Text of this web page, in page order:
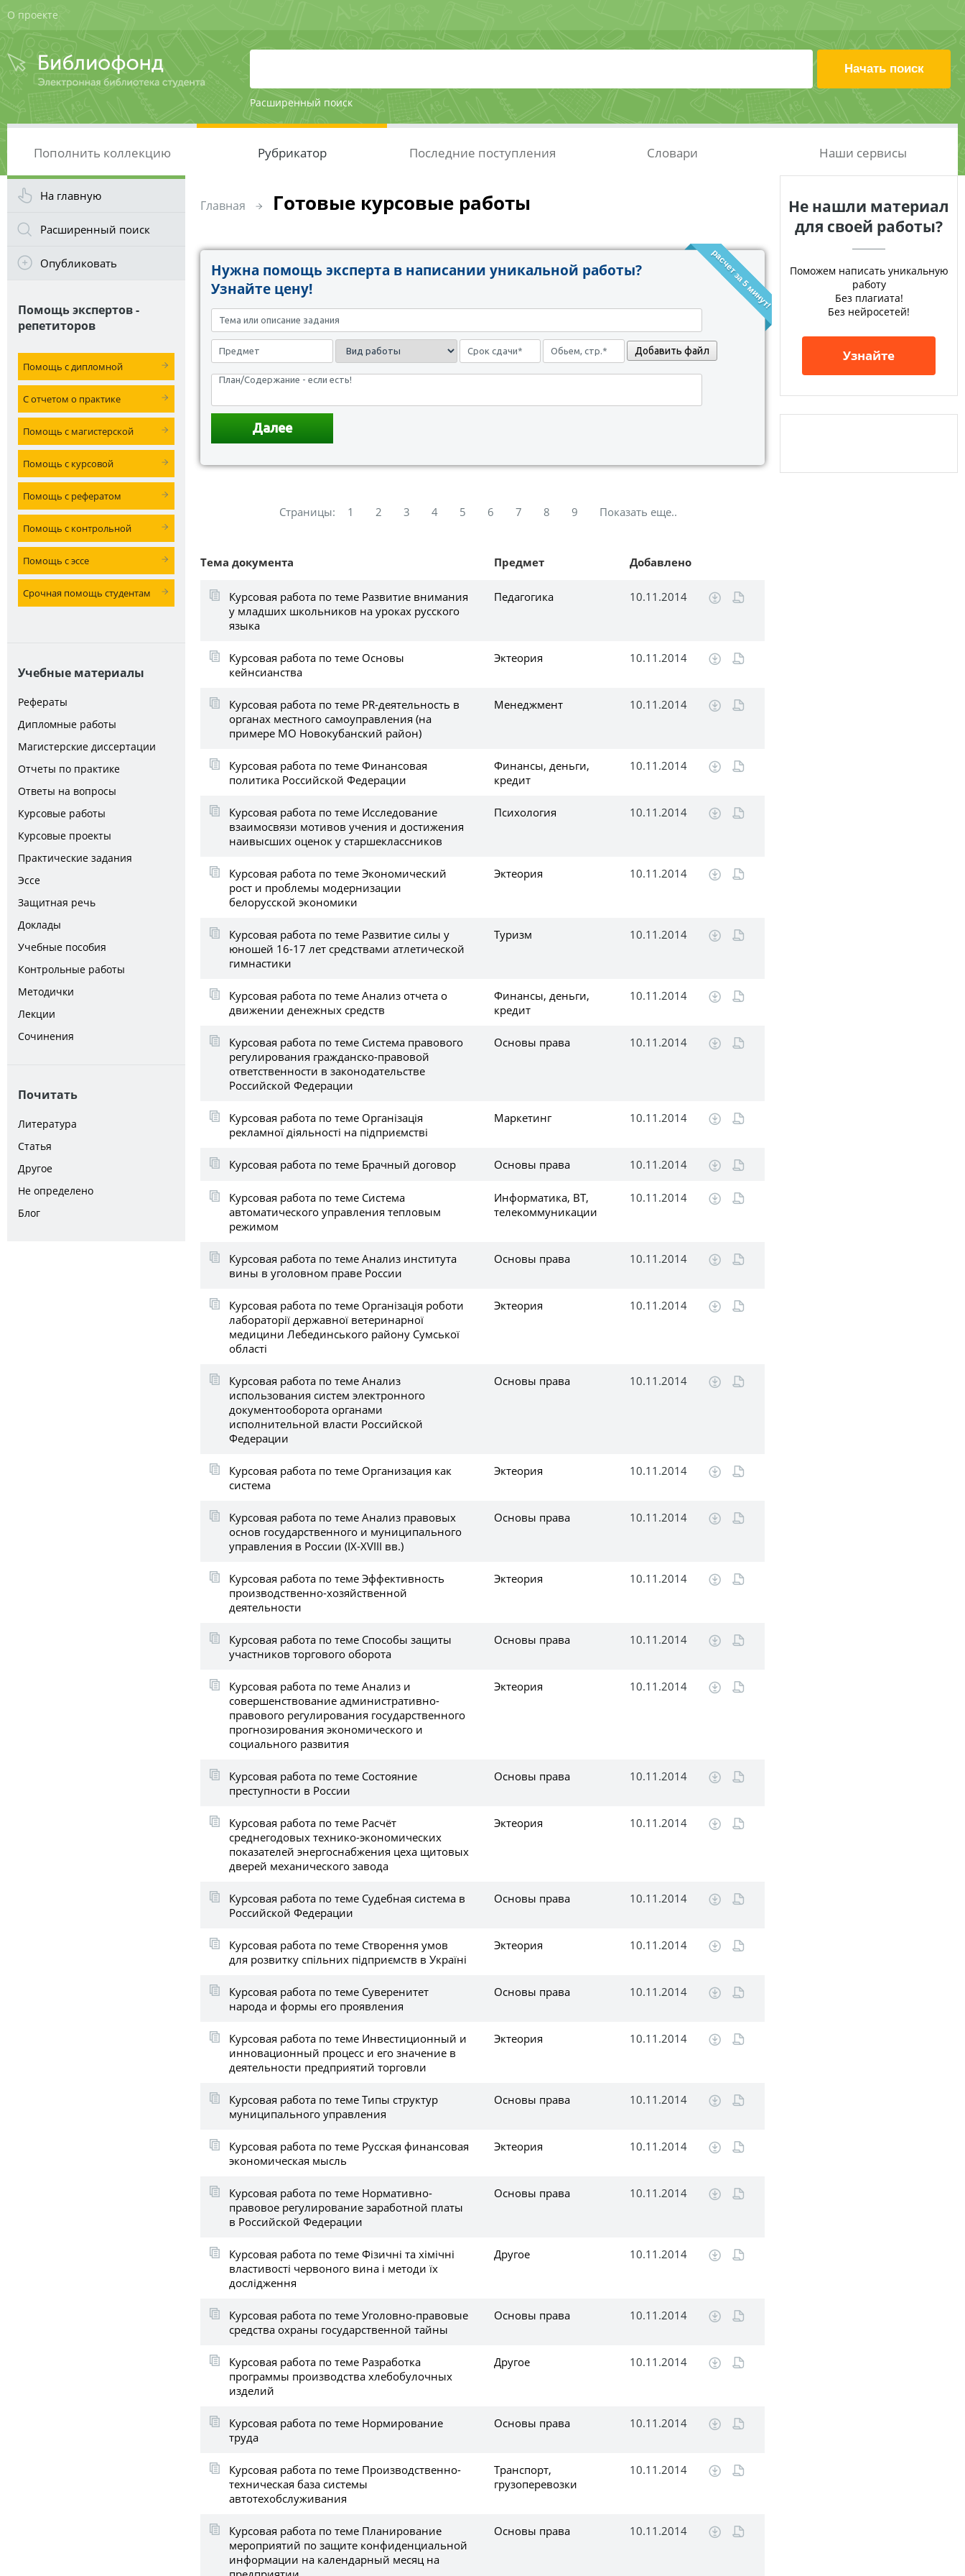
О проекте
Расширенный поиск
Пополнить коллекцию Рубрикатор Последние поступления Словари Наши сервисы
На главную
Расширенный поиск
Опубликовать
Помощь экспертов -
репетиторов
Помощь с дипломной
С отчетом о практике
Помощь с магистерской
Помощь с курсовой
Помощь с рефератом
Помощь с контрольной
Помощь с эссе
Срочная помощь студентам
Учебные материалы
Рефераты
Дипломные работы
Магистерские диссертации
Отчеты по практике
Ответы на вопросы
Курсовые работы
Курсовые проекты
Практические задания
Эссе
Защитная речь
Доклады
Учебные пособия
Контрольные работы
Методички
Лекции
Сочинения
Почитать
Литература
Статья
Другое
Не определено
Блог
Главная Готовые курсовые работы
расчет за 5 минут!
Нужна помощь эксперта в написании уникальной работы?
Узнайте цену!
Добавить файл
Страницы: 1 2 3 4 5 6 7 8 9 Показать еще..
Тема документа Предмет Добавлено
Курсовая работа по теме Развитие внимания
у младших школьников на уроках русского
языка
Педагогика 10.11.2014
Курсовая работа по теме Основы
кейнсианства
Эктеория 10.11.2014
Курсовая работа по теме PR-деятельность в
органах местного самоуправления (нa
пpимepe МО Новокубанский район)
Менеджмент 10.11.2014
Курсовая работа по теме Финансовая
политика Российской Федерации
Финансы, деньги,
кредит
10.11.2014
Курсовая работа по теме Исследование
взаимосвязи мотивов учения и достижения
наивысших оценок у старшеклассников
Психология 10.11.2014
Курсовая работа по теме Экономический
рост и проблемы модернизации
белорусской экономики
Эктеория 10.11.2014
Курсовая работа по теме Развитие силы у
юношей 16-17 лет средствами атлетической
гимнастики
Туризм 10.11.2014
Курсовая работа по теме Анализ отчета о
движении денежных средств
Финансы, деньги,
кредит
10.11.2014
Курсовая работа по теме Система правового
регулирования гражданско-правовой
ответственности в законодательстве
Российской Федерации
Основы права 10.11.2014
Курсовая работа по теме Організація
рекламної діяльності на підприємстві
Маркетинг 10.11.2014
Курсовая работа по теме Брачный договор Основы права 10.11.2014
Курсовая работа по теме Система
автоматического управления тепловым
режимом
Информатика, ВТ,
телекоммуникации
10.11.2014
Курсовая работа по теме Анализ института
вины в уголовном праве России
Основы права 10.11.2014
Курсовая работа по теме Організація роботи
лабораторії державної ветеринарної
медицини Лебединського району Сумської
області
Эктеория 10.11.2014
Курсовая работа по теме Анализ
использования систем электронного
документооборота органами
исполнительной власти Российской
Федерации
Основы права 10.11.2014
Курсовая работа по теме Организация как
система
Эктеория 10.11.2014
Курсовая работа по теме Анализ правовых
основ государственного и муниципального
управления в России (IX-XVIII вв.)
Основы права 10.11.2014
Курсовая работа по теме Эффективность
производственно-хозяйственной
деятельности
Эктеория 10.11.2014
Курсовая работа по теме Способы защиты
участников торгового оборота
Основы права 10.11.2014
Курсовая работа по теме Анализ и
совершенствование административно-
правового регулирования государственного
прогнозирования экономического и
социального развития
Эктеория 10.11.2014
Курсовая работа по теме Состояние
преступности в России
Основы права 10.11.2014
Курсовая работа по теме Расчёт
среднегодовых технико-экономических
показателей энергоснабжения цеха щитовых
дверей механического завода
Эктеория 10.11.2014
Курсовая работа по теме Судебная система в
Российской Федерации
Основы права 10.11.2014
Курсовая работа по теме Створення умов
для розвитку спільних підприємств в Україні
Эктеория 10.11.2014
Курсовая работа по теме Суверенитет
народа и формы его проявления
Основы права 10.11.2014
Курсовая работа по теме Инвестиционный и
инновационный процесс и его значение в
деятельности предприятий торговли
Эктеория 10.11.2014
Курсовая работа по теме Типы структур
муниципального управления
Основы права 10.11.2014
Курсовая работа по теме Русская финансовая
экономическая мысль
Эктеория 10.11.2014
Курсовая работа по теме Нормативно-
правовое регулирование заработной платы
в Российской Федерации
Основы права 10.11.2014
Курсовая работа по теме Фізичні та хімічні
властивості червоного вина і методи їх
дослідження
Другое 10.11.2014
Курсовая работа по теме Уголовно-правовые
средства охраны государственной тайны
Основы права 10.11.2014
Курсовая работа по теме Разработка
программы производства хлебобулочных
изделий
Другое 10.11.2014
Курсовая работа по теме Нормирование
труда
Основы права 10.11.2014
Курсовая работа по теме Производственно-
техническая база системы
автотехобслуживания
Транспорт,
грузоперевозки
10.11.2014
Курсовая работа по теме Планирование
мероприятий по защите конфиденциальной
информации на календарный месяц на
Основы права 10.11.2014
Не нашли материал
для своей работы?
Поможем написать уникальную
работу
Без плагиата!
Без нейросетей!
Узнайте